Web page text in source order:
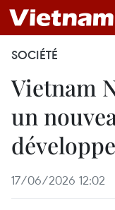
SOCIÉTÉ
Vietnam
un
17/06/2026 12:02